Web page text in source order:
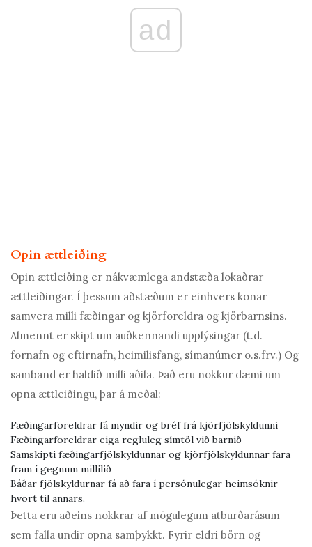
ad
Opin ættleiðing
Opin ættleiðing er nákvæmlega andstæða lokaðrar
ættleiðingar. Í þessum aðstæðum er einhvers konar
samvera milli fæðingar og kjörforeldra og kjörbarnsins.
Almennt er skipt um auðkennandi upplýsingar (t.d.
fornafn og eftirnafn, heimilisfang, símanúmer o.s.frv.) Og
samband er haldið milli aðila. Það eru nokkur dæmi um
opna ættleiðingu, þar á meðal:
Fæðingarforeldrar fá myndir og bréf frá kjörfjölskyldunni
Fæðingarforeldrar eiga regluleg símtöl við barnið
Samskipti fæðingarfjölskyldunnar og kjörfjölskyldunnar fara
fram í gegnum millilið
Báðar fjölskyldurnar fá að fara í persónulegar heimsóknir
hvort til annars.
Þetta eru aðeins nokkrar af mögulegum atburðarásum
sem falla undir opna samþykkt. Fyrir eldri börn og